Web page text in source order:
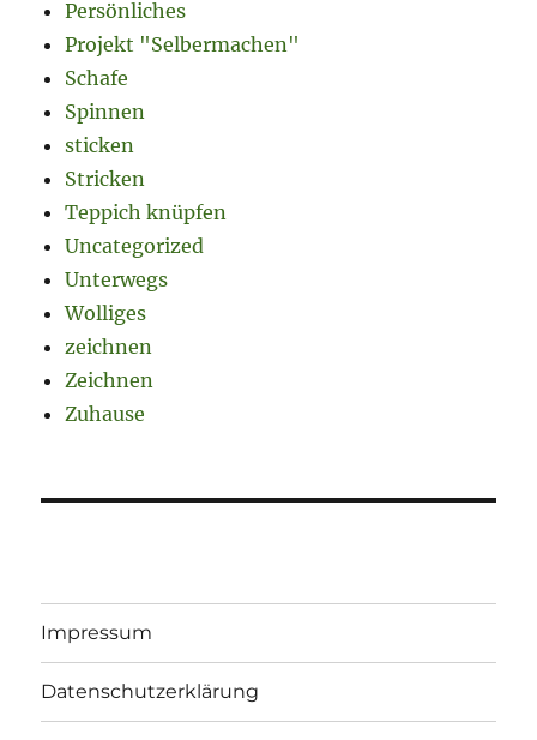
Persönliches
Projekt "Selbermachen"
Schafe
Spinnen
sticken
Stricken
Teppich knüpfen
Uncategorized
Unterwegs
Wolliges
zeichnen
Zeichnen
Zuhause
Impressum
Datenschutzerklärung